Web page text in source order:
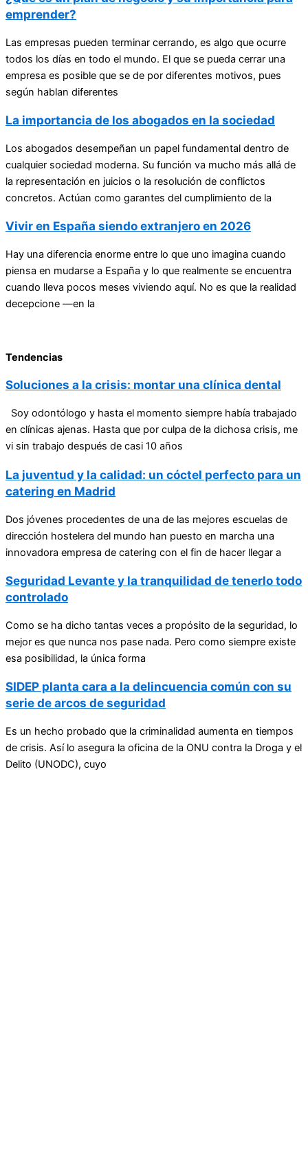
emprender?
Las empresas pueden terminar cerrando, es algo que ocurre
todos los días en todo el mundo. El que se pueda cerrar una
empresa es posible que se de por diferentes motivos, pues
según hablan diferentes
La importancia de los abogados en la sociedad
Los abogados desempeñan un papel fundamental dentro de
cualquier sociedad moderna. Su función va mucho más allá de
la representación en juicios o la resolución de conflictos
concretos. Actúan como garantes del cumplimiento de la
Vivir en España siendo extranjero en 2026
Hay una diferencia enorme entre lo que uno imagina cuando
piensa en mudarse a España y lo que realmente se encuentra
cuando lleva pocos meses viviendo aquí. No es que la realidad
decepcione —en la
Tendencias
Soluciones a la crisis: montar una clínica dental
Soy odontólogo y hasta el momento siempre había trabajado
en clínicas ajenas. Hasta que por culpa de la dichosa crisis, me
vi sin trabajo después de casi 10 años
La juventud y la calidad: un cóctel perfecto para un
catering en Madrid
Dos jóvenes procedentes de una de las mejores escuelas de
dirección hostelera del mundo han puesto en marcha una
innovadora empresa de catering con el fin de hacer llegar a
Seguridad Levante y la tranquilidad de tenerlo todo
controlado
Como se ha dicho tantas veces a propósito de la seguridad, lo
mejor es que nunca nos pase nada. Pero como siempre existe
esa posibilidad, la única forma
SIDEP planta cara a la delincuencia común con su
serie de arcos de seguridad
Es un hecho probado que la criminalidad aumenta en tiempos
de crisis. Así lo asegura la oficina de la ONU contra la Droga y el
Delito (UNODC), cuyo